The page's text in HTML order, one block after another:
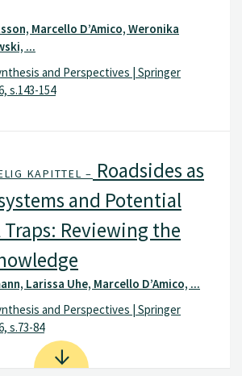
Marcello D’Amico, Weronika
...
and Perspectives | Springer
s.143-154
KAPITTEL – Roadsides as
and Potential
Traps: Reviewing the
Larissa Uhe, Marcello D’Amico, ...
and Perspectives | Springer
s.73-84